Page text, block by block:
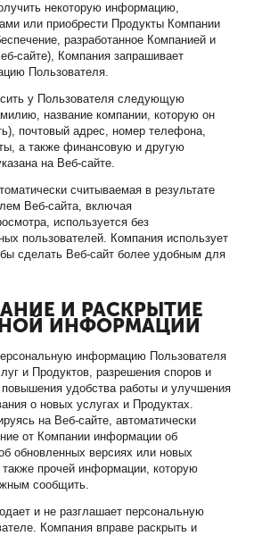
некоторую информацию,
или приобрести Продукты Компании
разработанное Компанией и
сайте), Компания запрашивает
Пользователя.
у Пользователя следующую
название компании, которую он
почтовый адрес, номер телефона,
а также финансовую и другую
на Веб-сайте.
считываемая в результате
Веб-сайта, включая
используется без
пользователей. Компания использует
сделать Веб-сайт более удобным для
И РАСКРЫТИЕ
ИНФОРМАЦИИ
информацию Пользователя
и Продуктов, разрешения споров и
удобства работы и улучшения
о новых услугах и Продуктах.
на Веб-сайте, автоматически
от Компании информации об
обновленных версиях или новых
прочей информации, которую
сообщить.
и не разглашает персональную
Компания вправе раскрыть и